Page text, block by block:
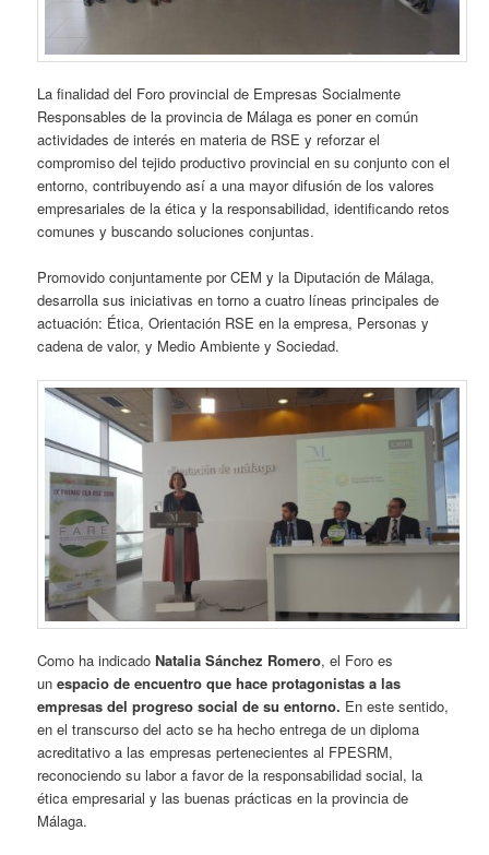
La finalidad del Foro provincial de Empresas Socialmente
Responsables de la provincia de Málaga es poner en común
actividades de interés en materia de RSE y reforzar el
compromiso del tejido productivo provincial en su conjunto con el
entorno, contribuyendo así a una mayor difusión de los valores
empresariales de la ética y la responsabilidad, identificando retos
comunes y buscando soluciones conjuntas.
Promovido conjuntamente por CEM y la Diputación de Málaga,
desarrolla sus iniciativas en torno a cuatro líneas principales de
actuación: Ética, Orientación RSE en la empresa, Personas y
cadena de valor, y Medio Ambiente y Sociedad.
Como ha indicadoNatalia Sánchez Romero, el Foro es
un espacio de encuentro que hace protagonistas a las
empresas del progreso social de su entorno. En este sentido,
en el transcurso del acto se ha hecho entrega de un diploma
acreditativo a las empresas pertenecientes al FPESRM,
reconociendo su labor a favor de la responsabilidad social, la
ética empresarial y las buenas prácticas en la provincia de
Málaga.